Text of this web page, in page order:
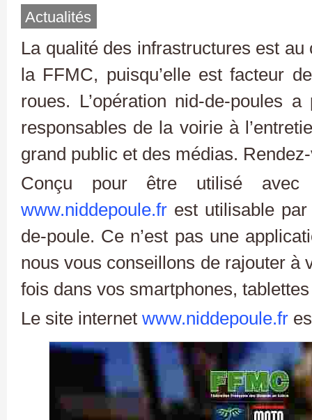
Actualités
La qualité des infrastructures est
la FFMC, puisqu’elle est facteur
roues. L’opération nid-de-poules
responsables de la voirie à
grand public et des médias.
Conçu pour être utilisé
www.niddepoule.fr est utilisable
de-poule. Ce n’est pas une
nous vous conseillons de rajouter à
fois dans vos smartphones,
Le site internet www.niddepoule.fr